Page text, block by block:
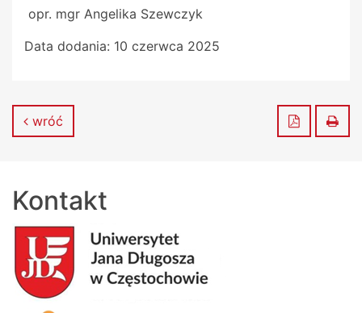
opr. mgr Angelika Szewczyk
Data dodania: 10 czerwca 2025
wróć Zapisz do
Kontakt